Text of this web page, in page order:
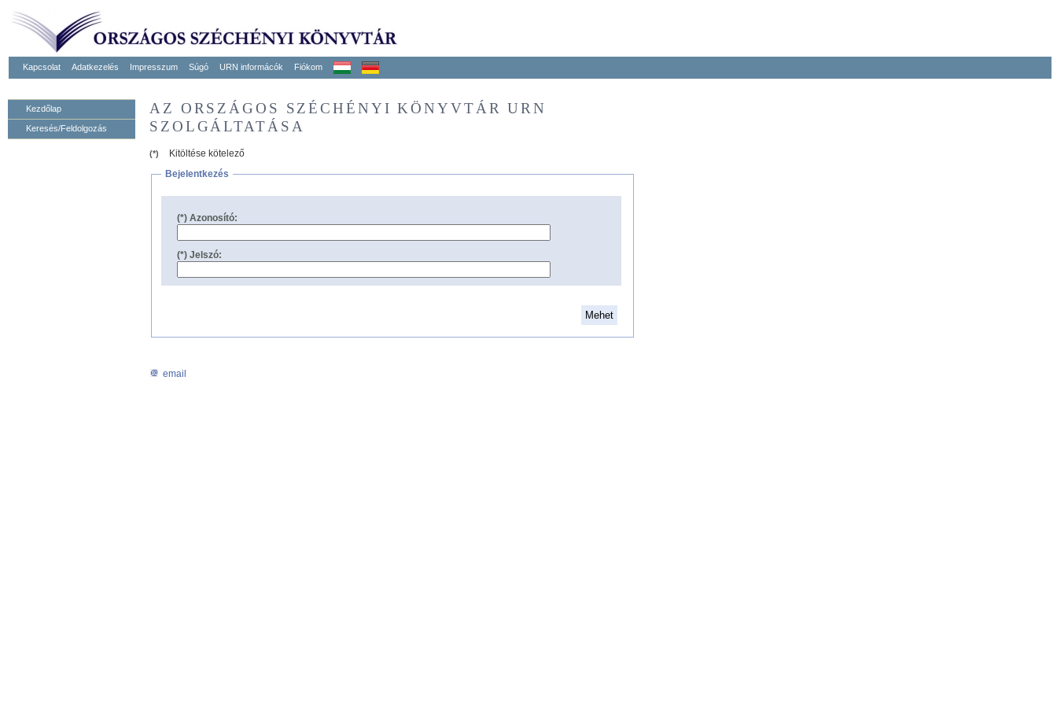
Kapcsolat Adatkezelés Impresszum Súgó URN informácók Fiókom
Kezdőlap
Keresés/Feldolgozás
AZ ORSZÁGOS SZÉCHÉNYI KÖNYVTÁR URN
SZOLGÁLTATÁSA
(*)
Kitöltése kötelező
Bejelentkezés
(*) Azonosító:
(*) Jelszó:
email